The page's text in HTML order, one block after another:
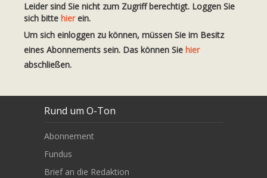
Leider sind Sie nicht zum Zugriff berechtigt. Loggen Sie
sich bitte hierein.
Um sich einloggen zu können, müssen Sie im Besitz
eines Abonnements sein. Das können Sie hier
abschließen.
Rund um O-Ton
Abonnement
Fundus
Brief an die Redaktion